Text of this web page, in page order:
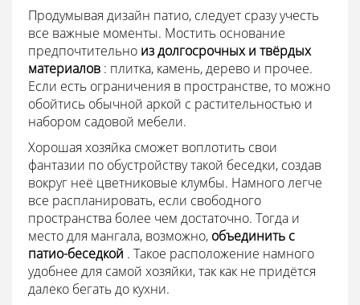
Продумывая дизайн патио, следует сразу учесть
все важные моменты. Мостить основание
предпочтительно из долгосрочных и твёрдых
материалов : плитка, камень, дерево и прочее.
Если есть ограничения в пространстве, то можно
обойтись обычной аркой с растительностью и
набором садовой мебели.
Хорошая хозяйка сможет воплотить свои
фантазии по обустройству такой беседки, создав
вокруг неё цветниковые клумбы. Намного легче
все распланировать, если свободного
пространства более чем достаточно. Тогда и
место для мангала, возможно, объединить с
патио-беседкой . Такое расположение намного
удобнее для самой хозяйки, так как не придётся
далеко бегать до кухни.